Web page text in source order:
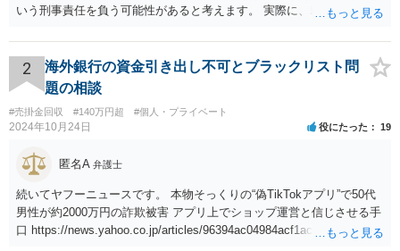
いう刑事責任を負う可能性があると考えます。 実際に、裁判になった
受理すると、取調べ等の捜査が行われる可能性があります。 そして、
刑事責任を軽くするためには、被害弁償等を行う必要があります。 今
後の対応としては、まずは、弁護士に相談するのが良いと思います。
2
海外銀行の資金引き出し不可とブラックリスト問
題の相談
#売掛金回収 #140万円超 #個人・プライベート
2024年10月24日 役にたった 19
匿名A 弁護士
続いてヤフーニュースです。 本物そっくりの“偽TikTokアプリ”で50代
男性が約2000万円の詐欺被害 アプリ上でショップ運営と信じさせる手
口 https://news.yahoo.co.jp/articles/96394ac04984acf1acaa293f13ccf5